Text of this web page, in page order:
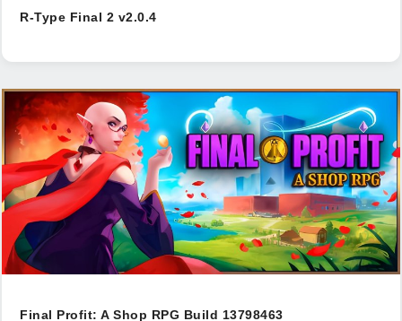
R-Type Final 2 v2.0.4
Final Profit: A Shop RPG Build 13798463